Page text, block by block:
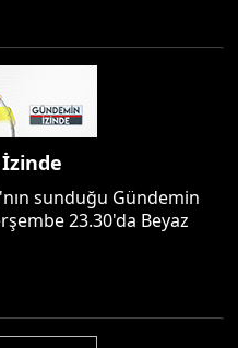
sunduğu Gündemin
23.30'da Beyaz